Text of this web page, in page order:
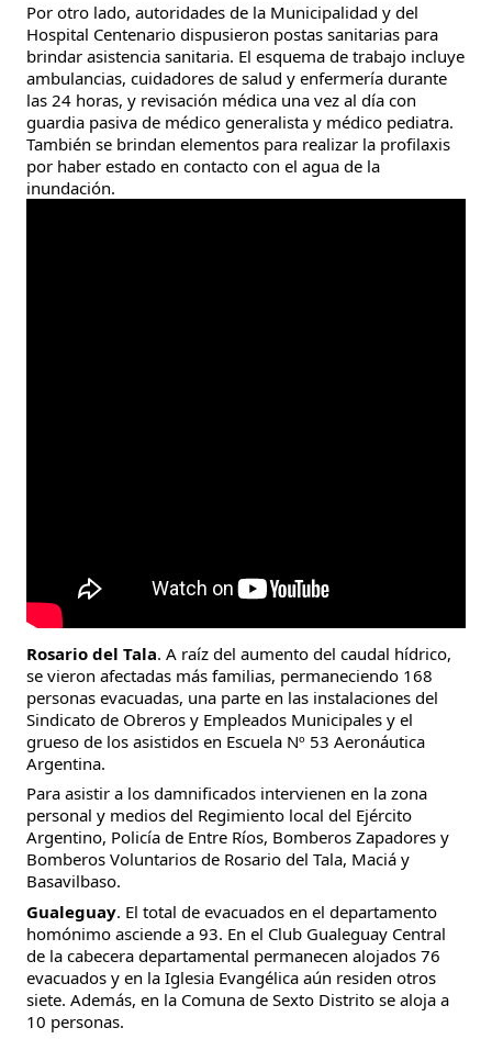
Por otro lado, autoridades de la Municipalidad y del
Hospital Centenario dispusieron postas sanitarias para
brindar asistencia sanitaria. El esquema de trabajo incluye
ambulancias, cuidadores de salud y enfermería durante
las 24 horas, y revisación médica una vez al día con
guardia pasiva de médico generalista y médico pediatra.
También se brindan elementos para realizar la profilaxis
por haber estado en contacto con el agua de la
inundación.
Rosario del Tala. A raíz del aumento del caudal hídrico,
se vieron afectadas más familias, permaneciendo 168
personas evacuadas, una parte en las instalaciones del
Sindicato de Obreros y Empleados Municipales y el
grueso de los asistidos en Escuela Nº 53 Aeronáutica
Argentina.
Para asistir a los damnificados intervienen en la zona
personal y medios del Regimiento local del Ejército
Argentino, Policía de Entre Ríos, Bomberos Zapadores y
Bomberos Voluntarios de Rosario del Tala, Maciá y
Basavilbaso.
Gualeguay. El total de evacuados en el departamento
homónimo asciende a 93. En el Club Gualeguay Central
de la cabecera departamental permanecen alojados 76
evacuados y en la Iglesia Evangélica aún residen otros
siete. Además, en la Comuna de Sexto Distrito se aloja a
10 personas.